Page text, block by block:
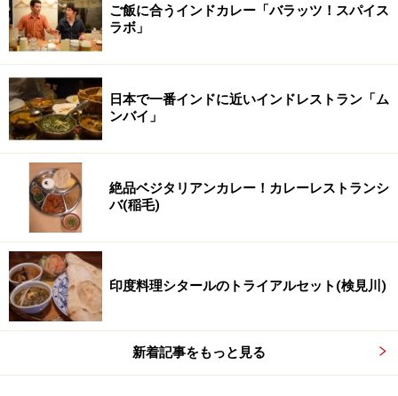
ご飯に合うインドカレー「バラッツ！スパイス
ラボ」
日本で一番インドに近いインドレストラン「ム
ンバイ」
絶品ベジタリアンカレー！カレーレストランシ
バ(稲毛)
印度料理シタールのトライアルセット(検見川)
新着記事をもっと見る